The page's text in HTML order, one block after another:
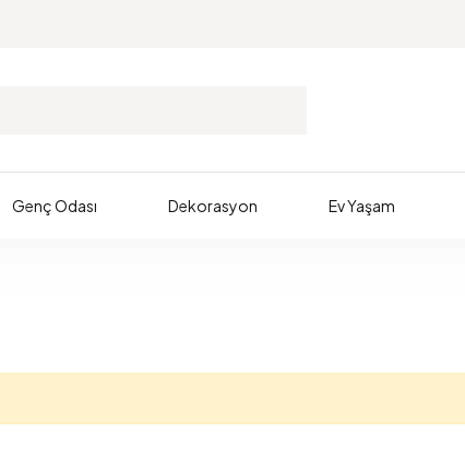
Genç Odası Dekorasyon Ev Yaşam